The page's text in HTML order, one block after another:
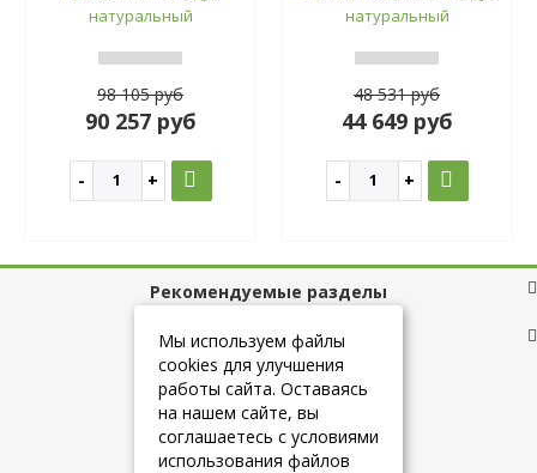
натуральный
98 105 руб
90 257 руб
натуральный
48 531 руб
44 649 руб
Рекомендуемые разделы
Полезные ссылки
+7 (925) 084-10-60
Мы используем файлы
cookies для улучшения
работы сайта. Оставаясь
на нашем сайте, вы
соглашаетесь с условиями
использования файлов